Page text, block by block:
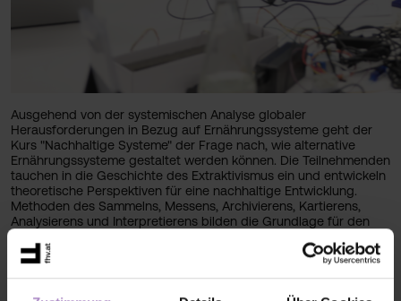
Ausgehend von der systemischen Analyse globaler
Herausforderungen in Bezug auf Ernährungssysteme geht der
Kurs "Nachhaltige Systeme" der Frage nach, wie alternative
Ernährungssysteme gestaltet werden können. Die Teilnehmenden
tauchen in die Geschichte des Extraktivismus ein und entwickeln
theoretische Perspektiven für eine nachhaltige Entwicklung.
Methoden des Sammelns, Messens, Archivierens, Kartierens,
Analysierens und Interpretierens bilden die Grundlage für den
Erkenntnisse fließen in die Entwicklung von Prototypen ein, die
schließlich in den Entwurf eines Modells für ein autarkes
Ernährungssystem münden.
Dabei können auch verschiedene biologische Organismen,